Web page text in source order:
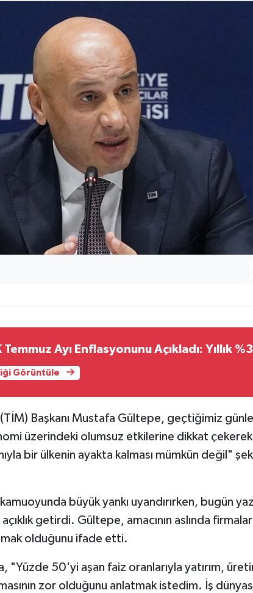
Temmuz Ayı Enflasyonunu Açıkladı: Yıllık
Görüntüle
Başkanı Mustafa Gültepe, geçtiğimiz
üzerindeki olumsuz etkilerine dikkat
bir ülkenin ayakta kalması mümkün değil"
büyük yankı uyandırırken, bugün
getirdi. Gültepe, amacının aslında
olduğunu ifade etti.
"Yüzde 50'yi aşan faiz oranlarıyla yatırım,
zor olduğunu anlatmak istedim. İş